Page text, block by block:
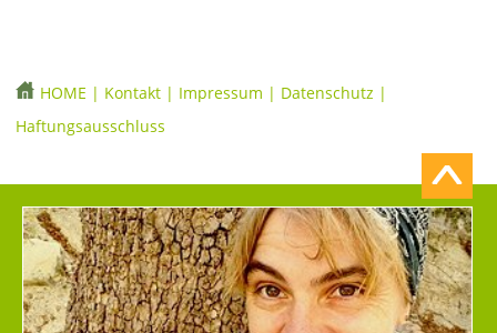
HOME | Kontakt | Impressum | Datenschutz |
Haftungsausschluss